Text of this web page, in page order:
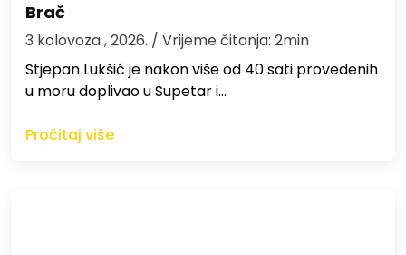
Brač
3 kolovoza , 2026. / Vrijeme čitanja: 2min
St​jepan Lukšić je nakon više od 40 sati provedenih
u moru doplivao u Supetar i…
Pročitaj više